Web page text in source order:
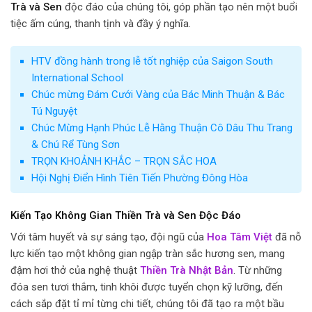
Trà và Sen độc đáo của chúng tôi, góp phần tạo nên một buổi
tiệc ấm cúng, thanh tịnh và đầy ý nghĩa.
HTV đồng hành trong lễ tốt nghiệp của Saigon South
International School
Chúc mừng Đám Cưới Vàng của Bác Minh Thuận & Bác
Tú Nguyệt
Chúc Mừng Hạnh Phúc Lễ Hằng Thuận Cô Dâu Thu Trang
& Chú Rể Tùng Sơn
TRỌN KHOẢNH KHẮC – TRỌN SẮC HOA
Hội Nghị Điển Hình Tiên Tiến Phường Đông Hòa
Kiến Tạo Không Gian Thiền Trà và Sen Độc Đáo
Với tâm huyết và sự sáng tạo, đội ngũ của Hoa Tâm Việt đã nỗ
lực kiến tạo một không gian ngập tràn sắc hương sen, mang
đậm hơi thở của nghệ thuật Thiền Trà Nhật Bản. Từ những
đóa sen tươi thắm, tinh khôi được tuyển chọn kỹ lưỡng, đến
cách sắp đặt tỉ mỉ từng chi tiết, chúng tôi đã tạo ra một bầu